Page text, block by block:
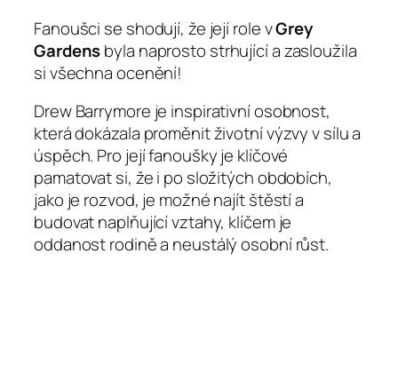
Fanoušci se shodují, že její role vGrey
Gardensbyla naprosto strhující a zasloužila
si všechna ocenění!
Drew Barrymore je inspirativní osobnost,
která dokázala proměnit životní výzvy v sílu a
úspěch. Pro její fanoušky je klíčové
pamatovat si, že i po složitých obdobích,
jako je rozvod, je možné najít štěstí a
budovat naplňující vztahy, klíčem je
oddanost rodině a neustálý osobní růst.